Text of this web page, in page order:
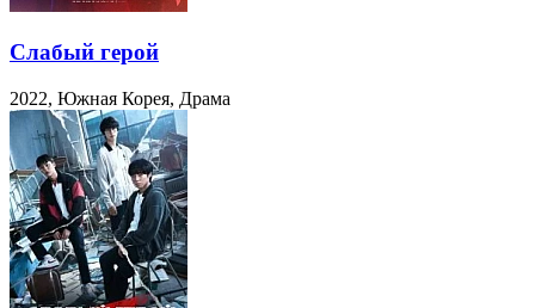
Слабый герой
2022, Южная Корея, Драма